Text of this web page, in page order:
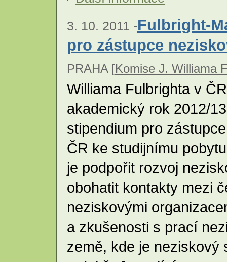
3. 10. 2011 -Fulbright-
pro zástupce
PRAHA [Komise J. Williama
Williama Fulbrighta v
akademický rok 2012/
stipendium pro
ČR ke studijnímu
je podpořit rozvoj
obohatit kontakty mezi
neziskovými
a zkušenosti s prací
země, kde je neziskový